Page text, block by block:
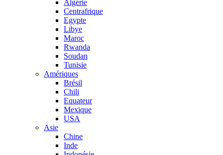
Algérie
Centrafrique
Egypte
Libye
Maroc
Rwanda
Soudan
Tunisie
Amériques
Brésil
Chili
Equateur
Mexique
USA
Asie
Chine
Inde